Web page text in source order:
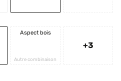
Aspect bois
Autre combinaison
+3